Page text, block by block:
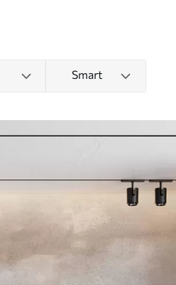
Smart